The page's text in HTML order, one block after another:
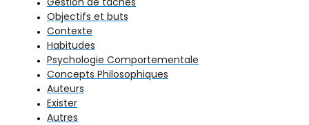
Objectifs et buts
Contexte
Habitudes
Psychologie Comportementale
Concepts Philosophiques
Auteurs
Exister
Autres